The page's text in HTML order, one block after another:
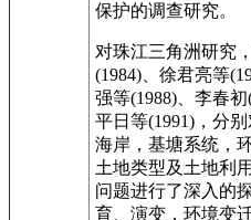
保护的调查研究。
对珠江三角洲研究
(1984)、徐君亮等
强等(1988)、李春
平日等(1991)，分
海岸，基塘系统，
土地类型及土地利
问题进行了深入的
育、演变，环境变